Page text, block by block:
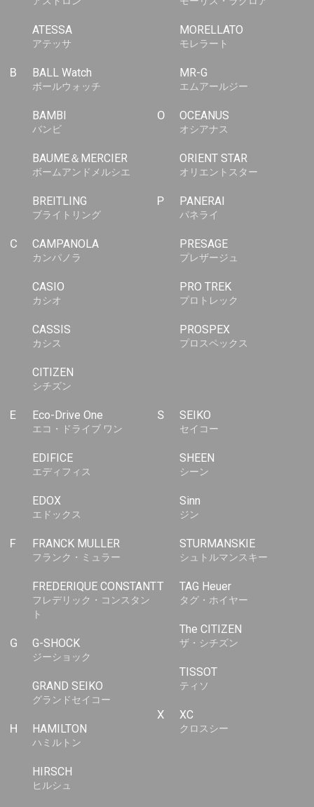
ATESSA
アテッサ
B BALL Watch
ボールウォッチ
BAMBI
バンビ
BAUME＆MERCIER
ボームアンドメルシエ
BREITLING
ブライトリング
C CAMPANOLA
カンパノラ
CASIO
カシオ
CASSIS
カシス
CITIZEN
シチズン
E Eco-Drive One
エコ・ドライブ ワン
EDIFICE
エディフィス
EDOX
エドックス
F FRANCK MULLER
フランク・ミュラー
FREDERIQUE CONSTANT
フレデリック・コンスタン
ト
G G-SHOCK
ジーショック
GRAND SEIKO
グランドセイコー
H HAMILTON
ハミルトン
HIRSCH
ヒルシュ
MORELLATO
モレラート
MR-G
エムアールジー
O OCEANUS
オシアナス
ORIENT STAR
オリエントスター
P PANERAI
パネライ
PRESAGE
プレザージュ
PRO TREK
プロトレック
PROSPEX
プロスペックス
S SEIKO
セイコー
SHEEN
シーン
Sinn
ジン
STURMANSKIE
シュトルマンスキー
T TAG Heuer
タグ・ホイヤー
The CITIZEN
ザ・シチズン
TISSOT
ティソ
X XC
クロスシー